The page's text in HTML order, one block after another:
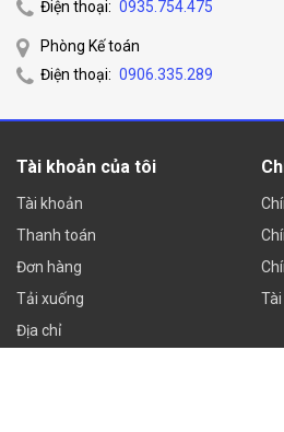
Điện thoại: 0935.754.475
Phòng Kế toán
Điện thoại: 0906.335.289
Tài khoản của tôi
Tài khoản
Thanh toán
Đơn hàng
Tải xuống
Địa chỉ